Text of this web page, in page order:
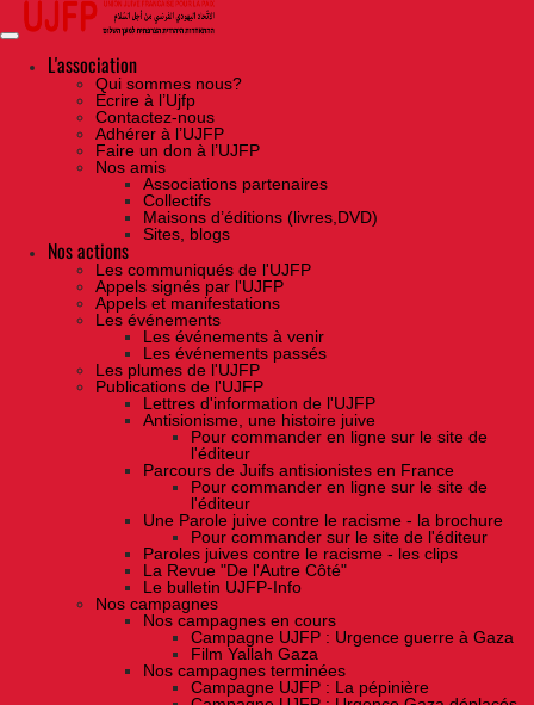
Skip
the
contentL'association
Qui sommes nous?
Ecrire à l’Ujfp
Contactez-nous
Adhérer à l’UJFP
Faire un don à l’UJFP
Nos amis
Associations partenaires
Collectifs
Maisons d’éditions (livres,DVD)
Sites, blogs
Nos actions
Les communiqués de l'UJFP
Appels signés par l'UJFP
Appels et manifestations
Les événements
Les événements à venir
Les événements passés
Les plumes de l'UJFP
Publications de l'UJFP
Lettres d'information de l'UJFP
Antisionisme, une histoire juive
Pour commander en ligne sur le site de
l'éditeur
Parcours de Juifs antisionistes en France
Pour commander en ligne sur le site de
l'éditeur
Une Parole juive contre le racisme - la brochure
Pour commander sur le site de l'éditeur
Paroles juives contre le racisme - les clips
La Revue "De l'Autre Côté"
Le bulletin UJFP-Info
Nos campagnes
Nos campagnes en cours
Campagne UJFP : Urgence guerre à Gaza
Film Yallah Gaza
Nos campagnes terminées
Campagne UJFP : La pépinière